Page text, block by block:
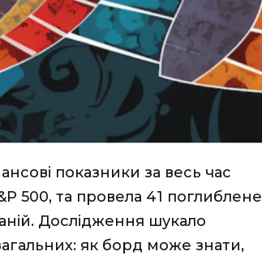
показники за весь час
500, та провела 41 поглиблене
Дослідження шукало
як борд може знати,